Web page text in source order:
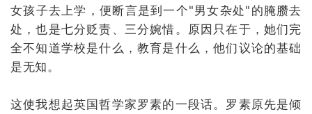
女孩子去上学，便断言是到一个"男女杂处"的腌臜去
处，也是七分贬责、三分婉惜。原因只在于，她们完
全不知道学校是什么，教育是什么，他们议论的基础
是无知。
这使我想起英国哲学家罗素的一段话。罗素原先是倾